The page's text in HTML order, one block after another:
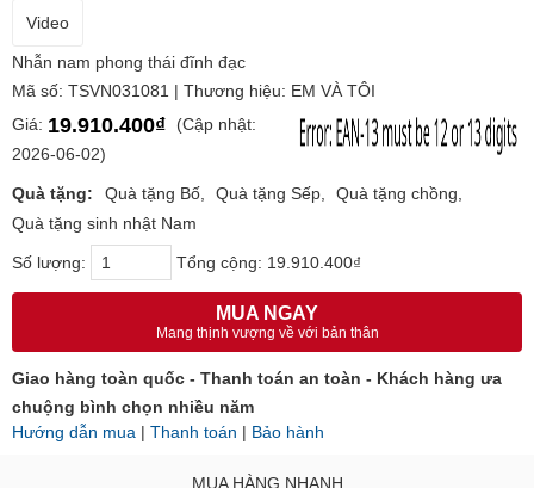
Video
Nhẫn nam phong thái đĩnh đạc
Mã số: TSVN031081 | Thương hiệu: EM VÀ TÔI
Giá: 19.910.400₫
(Cập nhật:
2026-06-02)
Quà tặng: Quà tặng Bố Quà tặng Sếp
Quà tặng chồng
Quà tặng sinh nhật Nam
Số lượng: Tổng cộng: 19.910.400₫
MUA NGAY
Mang thịnh vượng về với bản thân
Giao hàng toàn quốc - Thanh toán an toàn - Khách hàng ưa
chuộng bình chọn nhiều năm
Hướng dẫn mua | Thanh toán | Bảo hành
MUA HÀNG NHANH